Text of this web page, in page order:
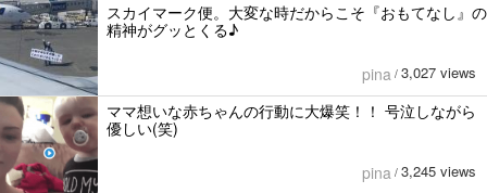
スカイマーク便。大変な時だからこそ『おもてなし』の
精神がグッとくる♪
pina / 3,027 views
ママ想いな赤ちゃんの行動に大爆笑！！ 号泣しながら
優しい(笑)
pina / 3,245 views